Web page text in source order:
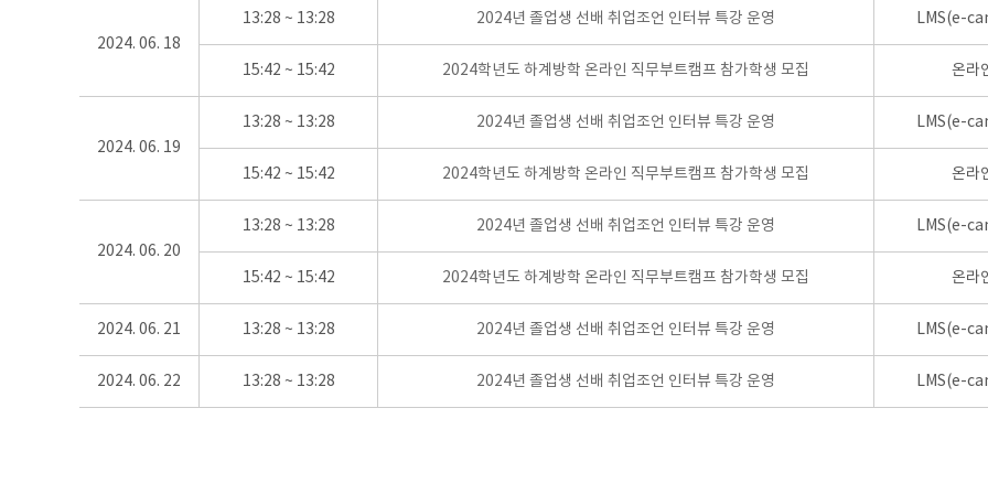
2024. 06. 18
13:28 ~ 13:28 2024년 졸업생 선배 취업조언 인터뷰 특강 운영 LMS(e-
15:42 ~ 15:42 2024학년도 하계방학 온라인 직무부트캠프 참가학생 모집 온라
2024. 06. 19
13:28 ~ 13:28 2024년 졸업생 선배 취업조언 인터뷰 특강 운영 LMS(e-
15:42 ~ 15:42 2024학년도 하계방학 온라인 직무부트캠프 참가학생 모집 온라
2024. 06. 20
13:28 ~ 13:28 2024년 졸업생 선배 취업조언 인터뷰 특강 운영 LMS(e-
15:42 ~ 15:42 2024학년도 하계방학 온라인 직무부트캠프 참가학생 모집 온라
2024. 06. 21 13:28 ~ 13:28 2024년 졸업생 선배 취업조언 인터뷰 특강 운영 LMS(e-
2024. 06. 22 13:28 ~ 13:28 2024년 졸업생 선배 취업조언 인터뷰 특강 운영 LMS(e-